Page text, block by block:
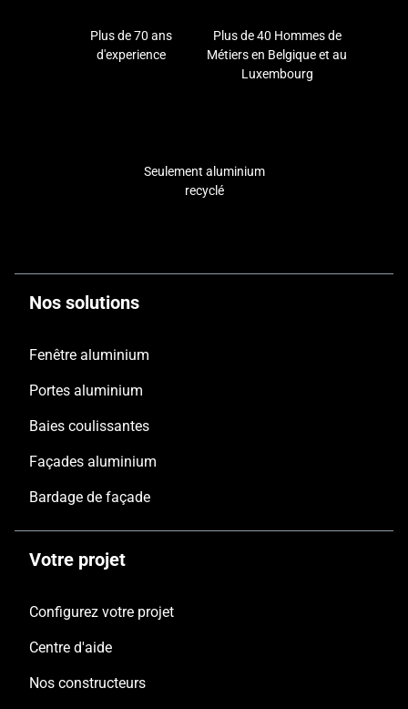
Plus de 70 ans
d'experience
Plus de 40 Hommes de
Métiers en Belgique et au
Luxembourg
Seulement aluminium
recyclé
Nos solutions
Fenêtre aluminium
Portes aluminium
Baies coulissantes
Façades aluminium
Bardage de façade
Votre projet
Configurez votre projet
Centre d'aide
Nos constructeurs